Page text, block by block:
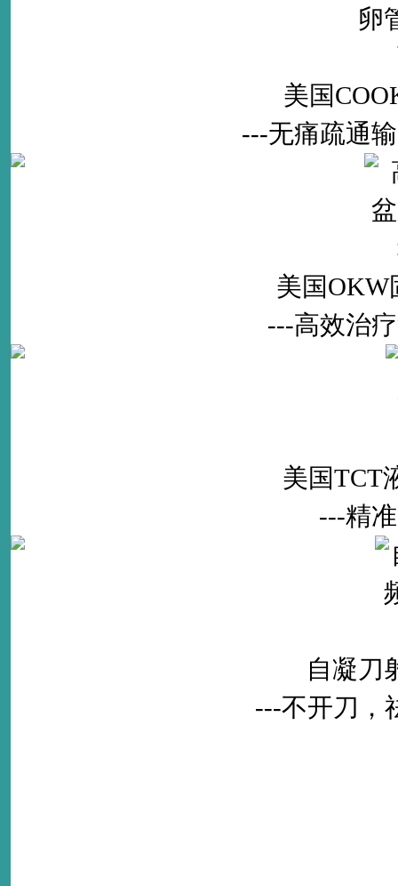
美国
---无痛疏通
美国OKW
---高效治
美国TCT
---精
自凝刀
---不开刀，